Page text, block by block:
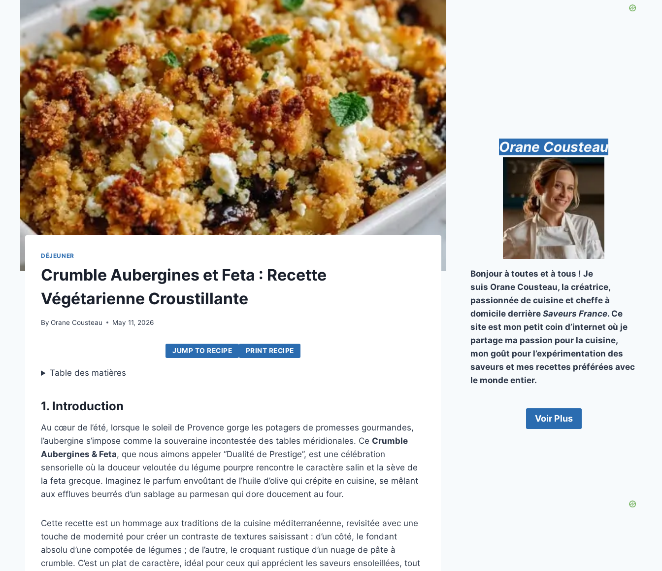
DÉJEUNER
Crumble Aubergines et Feta : Recette
Végétarienne Croustillante
By Orane Cousteau May 11, 2026
JUMP TO RECIPE PRINT RECIPE
Table des matières
1. Introduction
Au cœur de l’été, lorsque le soleil de Provence gorge les potagers de promesses gourmandes,
l’aubergine s’impose comme la souveraine incontestée des tables méridionales. Ce Crumble
Aubergines & Feta, que nous aimons appeler “Dualité de Prestige”, est une célébration
sensorielle où la douceur veloutée du légume pourpre rencontre le caractère salin et la sève de
la feta grecque. Imaginez le parfum envoûtant de l’huile d’olive qui crépite en cuisine, se mêlant
aux effluves beurrés d’un sablage au parmesan qui dore doucement au four.
Cette recette est un hommage aux traditions de la cuisine méditerranéenne, revisitée avec une
touche de modernité pour créer un contraste de textures saisissant : d’un côté, le fondant
absolu d’une compotée de légumes ; de l’autre, le croquant rustique d’un nuage de pâte à
crumble. C’est un plat de caractère, idéal pour ceux qui apprécient les saveurs ensoleillées, tout
Orane Cousteau
Bonjour à toutes et à tous ! Je
suis Orane Cousteau, la créatrice,
passionnée de cuisine et cheffe à
domicile derrièreSaveurs France. Ce
site est mon petit coin d’internet où je
partage ma passion pour la cuisine,
mon goût pour l’expérimentation des
saveurs et mes recettes préférées avec
le monde entier.
Voir Plus